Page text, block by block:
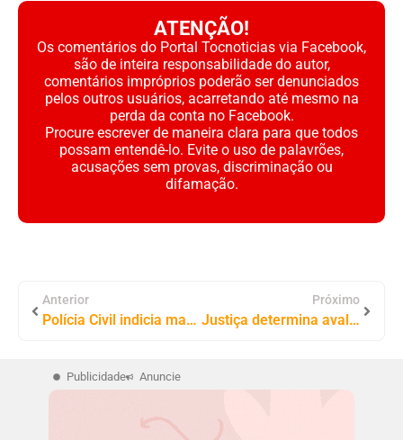
ATENÇÃO!
Os comentários do Portal Tocnoticias via Facebook,
são de inteira responsabilidade do autor,
comentários impróprios poderão ser denunciados
pelos outros usuários, acarretando até mesmo na
perda da conta no Facebook.
Procure escrever de maneira clara para que todos
possam entendê-lo. Evite o uso de palavrões,
acusações sem provas, discriminação ou
difamação.
Anterior
Polícia Civil indicia marido por feminicídio de merendeira em Araguaína; suspeito está foragido
Próximo
Justiça determina avaliação de fazendas do Prefeito Fabion em ação de improbidade de R$ 5,1 milhões Envolvendo o Tocantinópolis Esporte Clube
Publicidade Anuncie